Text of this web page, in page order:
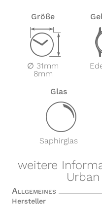
Größe
Z
∅ 31mm
8mm
Glas
y
Saphirglas
weitere
Allgemeines
Hersteller